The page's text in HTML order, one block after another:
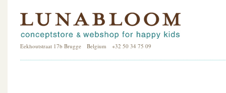
Eekhoutstraat 17b Brugge Belgium +32 50 34 75 09